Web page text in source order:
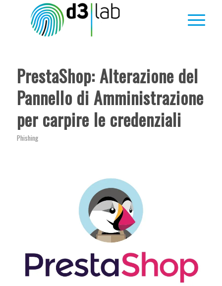
PrestaShop: Alterazione del
Pannello di Amministrazione
per carpire le credenziali
Phishing